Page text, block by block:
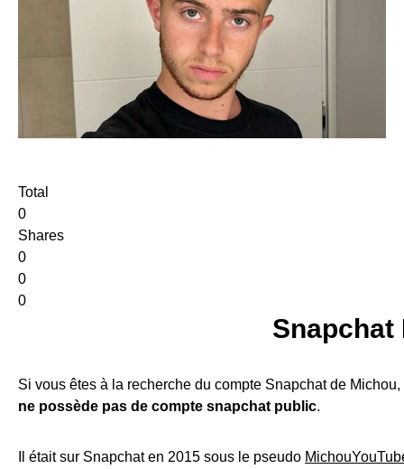
Total
0
Shares
0
0
0
Snapchat
Si vous êtes à la recherche du compte Snapchat de
ne possède pas de compte snapchat public.
Il était sur Snapchat en 2015 sous le pseudo